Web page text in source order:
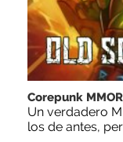
Corepunk
Un verdadero
los de antes,